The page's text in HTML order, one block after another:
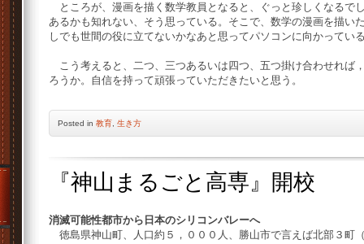
ところが、漫画を描く数学教員となると、ぐっと珍しくなるで
あるかも知れない、そう思っている。そこで、数学の漫画を描い
しでも世間の役に立てないかなあと思ってパソコンに向かって
こう考えると、二つ、三つあるいは四つ、五つ掛け合わせれば
ろうか。自信を持って頑張っていただきたいと思う。
Posted in 教育 生き方
『神山まるごと高専』開校
消滅可能性都市から日本のシリコンバレーへ
徳島県神山町、人口約５，０００人、勝山市で言えば北部３町